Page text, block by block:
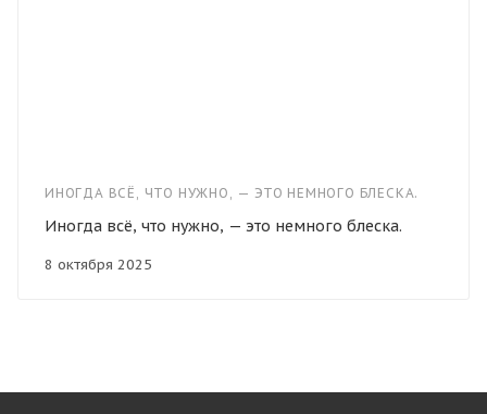
ИНОГДА ВСЁ, ЧТО НУЖНО, — ЭТО НЕМНОГО БЛЕСКА.
8 октября 2025
Иногда всё, что нужно, — это немного блеска.